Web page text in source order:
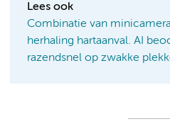
Lees ook
Combinatie van
herhaling hartaanval. AI
razendsnel op zwakke